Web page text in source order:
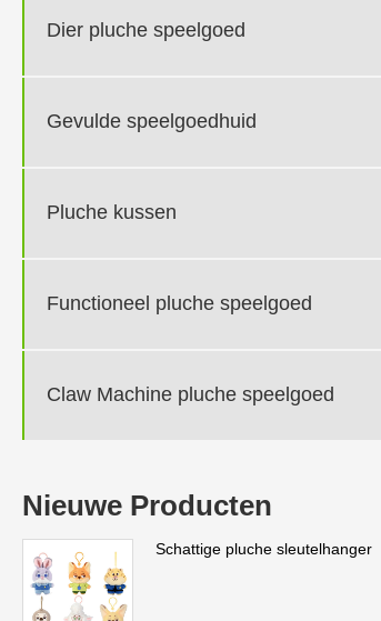
Dier pluche speelgoed
Gevulde speelgoedhuid
Pluche kussen
Functioneel pluche speelgoed
Claw Machine pluche speelgoed
Nieuwe Producten
Schattige pluche sleutelhanger